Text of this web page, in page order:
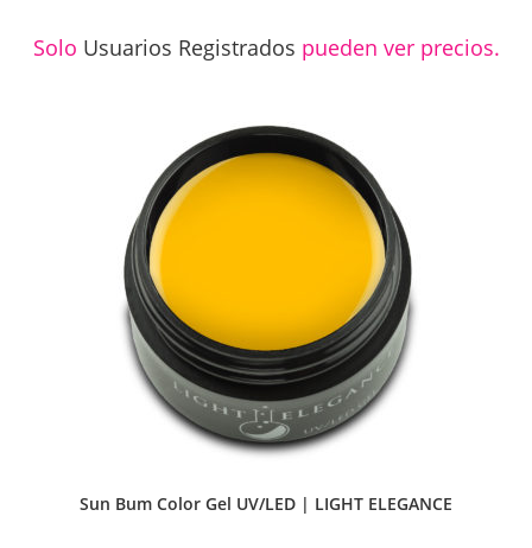
Solo Usuarios Registrados pueden ver precios.
Sun Bum Color Gel UV/LED | LIGHT ELEGANCE